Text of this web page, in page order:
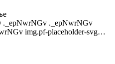
._epNwrNGv ._epNwrNGv
img.pf-placeholder-svg…